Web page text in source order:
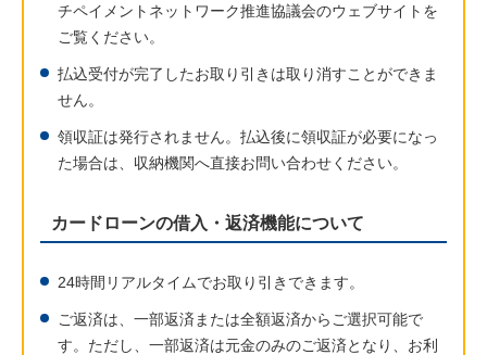
チペイメントネットワーク推進協議会のウェブサイトを
ご覧ください。
払込受付が完了したお取り引きは取り消すことができま
せん。
領収証は発行されません。払込後に領収証が必要になっ
た場合は、収納機関へ直接お問い合わせください。
カードローンの借入・返済機能について
24時間リアルタイムでお取り引きできます。
ご返済は、一部返済または全額返済からご選択可能で
す。ただし、一部返済は元金のみのご返済となり、お利